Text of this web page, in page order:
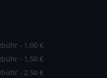
- 1,00 €
- 1,50 €
- 2,50 €